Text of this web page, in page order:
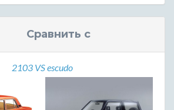
Сравнить с
2103 VS escudo